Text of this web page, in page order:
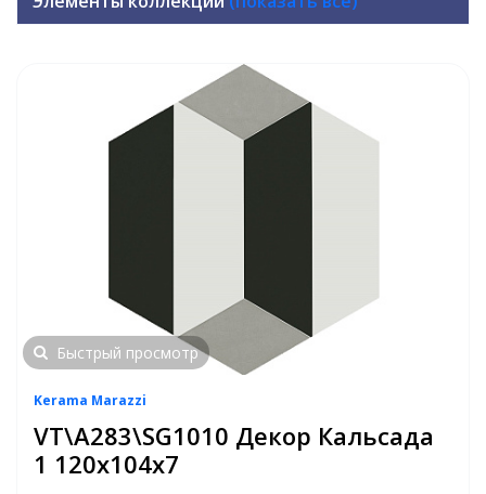
Быстрый просмотр
Kerama Marazzi
VT\A283\SG1010 Декор Кальсада
1 120х104х7